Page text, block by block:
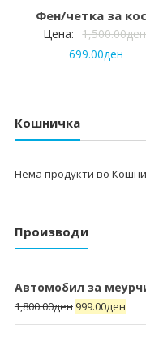
Фен/четка за
Цена: 1,500.00ден
699.00ден
Кошничка
Нема продукти во
Производи
Автомобил за
1,800.00ден 999.00ден